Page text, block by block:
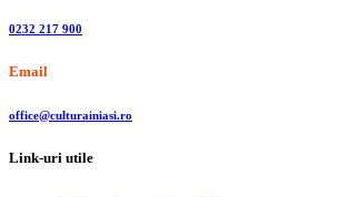
0232 217 900
Email
office@culturainiasi.ro
Link-uri utile